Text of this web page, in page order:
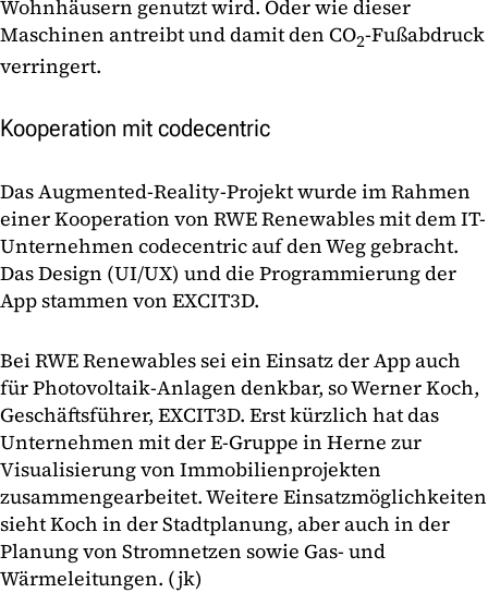
Wohnhäusern genutzt wird. Oder wie dieser
Maschinen antreibt und damit den CO2-Fußabdruck
verringert.
Kooperation mit codecentric
Das Augmented-Reality-Projekt wurde im Rahmen
einer Kooperation von RWE Renewables mit dem IT-
Unternehmen codecentric auf den Weg gebracht.
Das Design (UI/UX) und die Programmierung der
App stammen von EXCIT3D.
Bei RWE Renewables sei ein Einsatz der App auch
für Photovoltaik-Anlagen denkbar, so Werner Koch,
Geschäftsführer, EXCIT3D. Erst kürzlich hat das
Unternehmen mit der E-Gruppe in Herne zur
Visualisierung von Immobilienprojekten
zusammengearbeitet. Weitere Einsatzmöglichkeiten
sieht Koch in der Stadtplanung, aber auch in der
Planung von Stromnetzen sowie Gas- und
Wärmeleitungen. (jk)